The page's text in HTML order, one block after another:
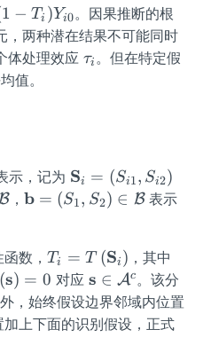
{c}
{A}
^
{t}
_
{i}
=
0}
1 − Ti )Yi0。因果推断的根
，两种潜在结果不可能同时
体处理效应 \t
τi 。但在特定假
值。
示，记为 \m
ath
_
{i}
=\l
eft
Si = (Si1, Si2)
\m
B， \m
{b}
=\l
eft
(S_
b = (S1, S2) ∈ B表示
数， T_
{i}
=T
\lef
Ti = T (Si ) ，其中
(\m
ath
bf
s) = 0 对应 \m
ath
bf
s ∈ Ac 。该分
，始终假设边界邻域内位置
上下面的识别假设，正式